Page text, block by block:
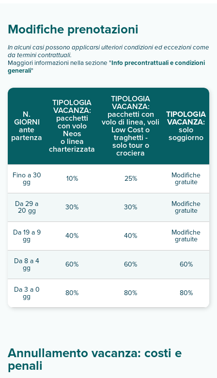
descrizione
Modifiche prenotazioni
In alcuni casi possono applicarsi ulteriori condizioni ed eccezioni come
da termini contrattuali.
Maggiori informazioni nella sezione "Info precontrattuali e condizioni
generali"
N.
GIORNI
ante
partenza
TIPOLOGIA
VACANZA:
pacchetti
con volo
Neos
o linea
charterizzata
TIPOLOGIA
VACANZA:
pacchetti con
volo di linea, voli
Low Cost o
traghetti -
solo tour o
crociera
TIPOLOGIA
VACANZA:
solo
soggiorno
Fino a 30
gg 10% 25% Modifiche
gratuite
Da 29 a
20 gg 30% 30% Modifiche
gratuite
Da 19 a 9
gg 40% 40% Modifiche
gratuite
Da 8 a 4
gg 60% 60% 60%
Da 3 a 0
gg 80% 80% 80%
Annullamento vacanza: costi e
penali